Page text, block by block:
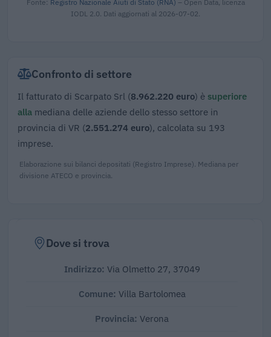
IODL 2.0. Dati aggiornati al 2026-07-02.
Confronto di settore
Il fatturato di Scarpato Srl (8.962.220 euro) è superiore
alla mediana delle aziende dello stesso settore in
provincia di VR (2.551.274 euro), calcolata su 193
imprese.
Elaborazione sui bilanci depositati (Registro Imprese). Mediana per
divisione ATECO e provincia.
Dove si trova
Indirizzo: Via Olmetto 27, 37049
Comune: Villa Bartolomea
Provincia: Verona